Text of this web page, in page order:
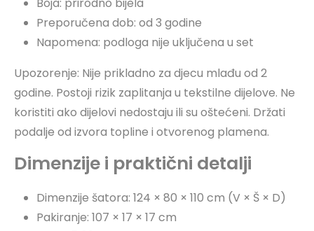
Boja: prirodno bijela
Preporučena dob: od 3 godine
Napomena: podloga nije uključena u set
Upozorenje: Nije prikladno za djecu mlađu od 2
godine. Postoji rizik zaplitanja u tekstilne dijelove. Ne
koristiti ako dijelovi nedostaju ili su oštećeni. Držati
podalje od izvora topline i otvorenog plamena.
Dimenzije i praktični detalji
Dimenzije šatora: 124 × 80 × 110 cm (V × Š × D)
Pakiranje: 107 × 17 × 17 cm